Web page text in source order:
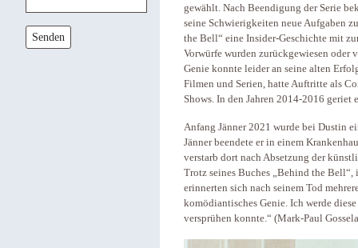
Senden
gewählt. Nach Beendigung der Serie
seine Schwierigkeiten neue Aufgaben
the Bell“ eine Insider-Geschichte mit
Vorwürfe wurden zurückgewiesen
Genie konnte leider an seine alten
Filmen und Serien, hatte Auftritte als
Shows. In den Jahren 2014-2016
Anfang Jänner 2021 wurde bei Dustin
Jänner beendete er in einem
verstarb dort nach Absetzung der
Trotz seines Buches „Behind the Bell“,
erinnerten sich nach seinem Tod
komödiantisches Genie. Ich werde
versprühen konnte.“ (Mark-Paul